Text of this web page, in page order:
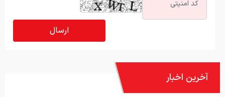
آخرین اخبار